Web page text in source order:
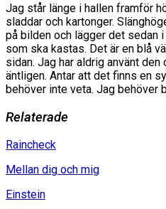
Jag står länge i hallen framför
sladdar och kartonger.
på bilden och lägger det sedan
som ska kastas. Det är en blå
sidan. Jag har aldrig använt den
äntligen. Antar att det finns en
behöver inte veta. Jag behöver
Relaterade
Raincheck
Mellan dig och mig
Einstein